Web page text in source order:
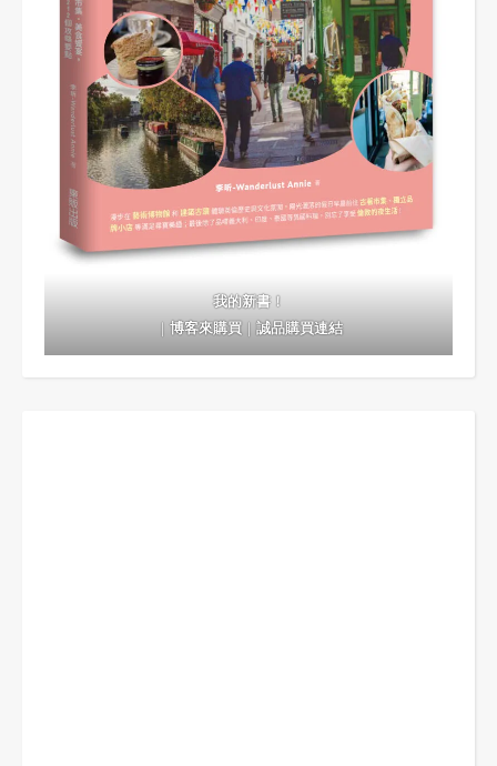
我的新書！
｜博客來購買｜誠品購買連結